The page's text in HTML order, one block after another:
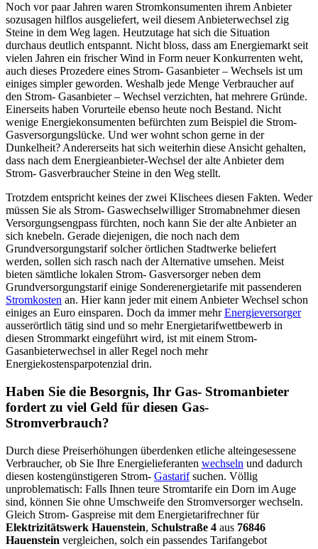
Noch vor paar Jahren waren Stromkonsumenten ihrem Anbieter
sozusagen hilflos ausgeliefert, weil diesem Anbieterwechsel zig
Steine in dem Weg lagen. Heutzutage hat sich die Situation
durchaus deutlich entspannt. Nicht bloss, dass am Energiemarkt seit
vielen Jahren ein frischer Wind in Form neuer Konkurrenten weht,
auch dieses Prozedere eines Strom- Gasanbieter – Wechsels ist um
einiges simpler geworden. Weshalb jede Menge Verbraucher auf
den Strom- Gasanbieter – Wechsel verzichten, hat mehrere Gründe.
Einerseits haben Vorurteile ebenso heute noch Bestand. Nicht
wenige Energiekonsumenten befürchten zum Beispiel die Strom-
Gasversorgungslücke. Und wer wohnt schon gerne in der
Dunkelheit? Andererseits hat sich weiterhin diese Ansicht gehalten,
dass nach dem Energieanbieter-Wechsel der alte Anbieter dem
Strom- Gasverbraucher Steine in den Weg stellt.
Trotzdem entspricht keines der zwei Klischees diesen Fakten. Weder
müssen Sie als Strom- Gaswechselwilliger Stromabnehmer diesen
Versorgungsengpass fürchten, noch kann Sie der alte Anbieter an
sich knebeln. Gerade diejenigen, die noch nach dem
Grundversorgungstarif solcher örtlichen Stadtwerke beliefert
werden, sollen sich rasch nach der Alternative umsehen. Meist
bieten sämtliche lokalen Strom- Gasversorger neben dem
Grundversorgungstarif einige Sonderenergietarife mit passenderen
Stromkosten an. Hier kann jeder mit einem Anbieter Wechsel schon
einiges an Euro einsparen. Doch da immer mehrEnergieversorger
ausserörtlich tätig sind und so mehr Energietarifwettbewerb in
diesen Strommarkt eingeführt wird, ist mit einem Strom-
Gasanbieterwechsel in aller Regel noch mehr
Energiekostensparpotenzial drin.
Haben Sie die Besorgnis, Ihr Gas- Stromanbieter
fordert zu viel Geld für diesen Gas-
Stromverbrauch?
Durch diese Preiserhöhungen überdenken etliche alteingesessene
Verbraucher, ob Sie Ihre Energielieferanten wechseln und dadurch
diesen kostengünstigeren Strom- Gastarifsuchen. Völlig
unproblematisch: Falls Ihnen teure Stromtarife ein Dorn im Auge
sind, können Sie ohne Umschweife den Stromversorger wechseln.
Gleich Strom- Gaspreise mit dem Energietarifrechner für
Elektrizitätswerk Hauenstein, Schulstraße 4 aus 76846
Hauenstein vergleichen, solch ein passendes Tarifangebot